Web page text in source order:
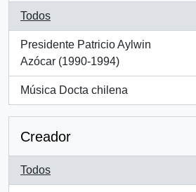
Todos
Presidente Patricio Aylwin
Azócar (1990-1994)
, 123 resultados
Música Docta chilena
, 4 resultados
Creador
Todos